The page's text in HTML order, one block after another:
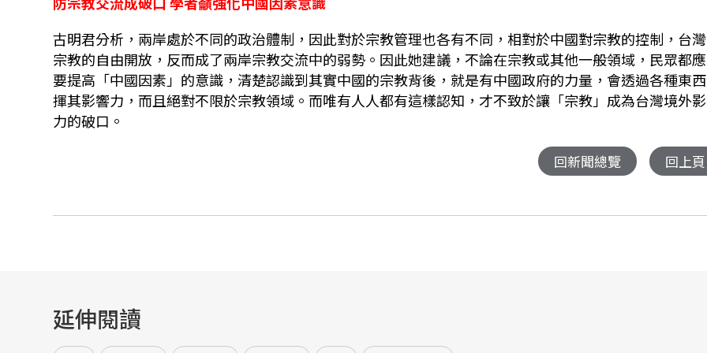
古明君分析，兩岸處於不同的政治體制，因此對於宗教管理也各有不同，相對於中國對宗教的控制，台
宗教的自由開放，反而成了兩岸宗教交流中的弱勢。因此她建議，不論在宗教或其他一般領域，民眾都
要提高「中國因素」的意識，清楚認識到其實中國的宗教背後，就是有中國政府的力量，會透過各種東
揮其影響力，而且絕對不限於宗教領域。而唯有人人都有這樣認知，才不致於讓「宗教」成為台灣境外
力的破口。
回新聞總覽 回上頁
延伸閱讀